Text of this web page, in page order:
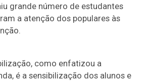
grande número de estudantes
a atenção dos populares às
como enfatizou a
é a sensibilização dos alunos e